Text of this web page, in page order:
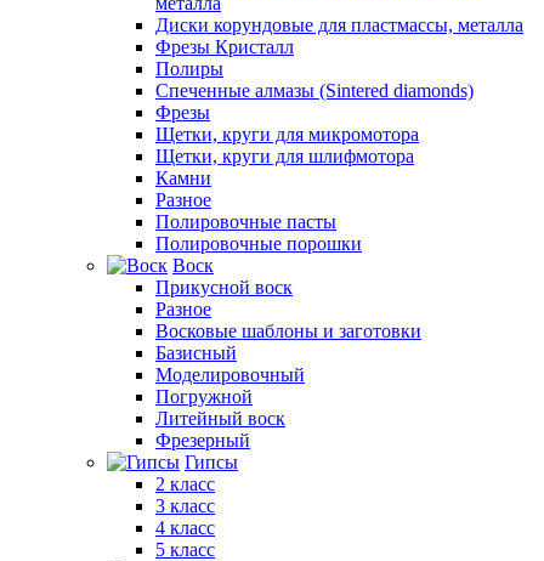
Диски корундовые для пластмассы, металла
Фрезы Кристалл
Полиры
Спеченные алмазы (Sintered diamonds)
Фрезы
Щетки, круги для микромотора
Щетки, круги для шлифмотора
Камни
Разное
Полировочные пасты
Полировочные порошки
Воск
Прикусной воск
Разное
Восковые шаблоны и заготовки
Базисный
Моделировочный
Погружной
Литейный воск
Фрезерный
Гипсы
2 класс
3 класс
4 класс
5 класс